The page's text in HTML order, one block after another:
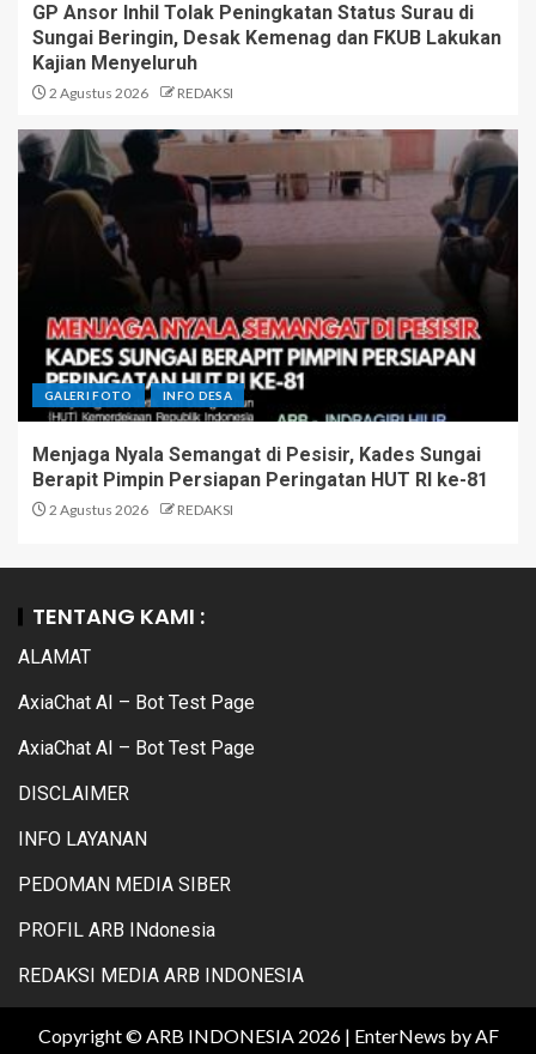
GP Ansor Inhil Tolak Peningkatan Status Surau di
Sungai Beringin, Desak Kemenag dan FKUB Lakukan
Kajian Menyeluruh
2 Agustus 2026 REDAKSI
GALERI FOTO INFO DESA
Menjaga Nyala Semangat di Pesisir, Kades Sungai
Berapit Pimpin Persiapan Peringatan HUT RI ke-81
2 Agustus 2026 REDAKSI
TENTANG KAMI :
ALAMAT
AxiaChat AI – Bot Test Page
AxiaChat AI – Bot Test Page
DISCLAIMER
INFO LAYANAN
PEDOMAN MEDIA SIBER
PROFIL ARB INdonesia
REDAKSI MEDIA ARB INDONESIA
Copyright © ARB INDONESIA 2026 | EnterNews by AF